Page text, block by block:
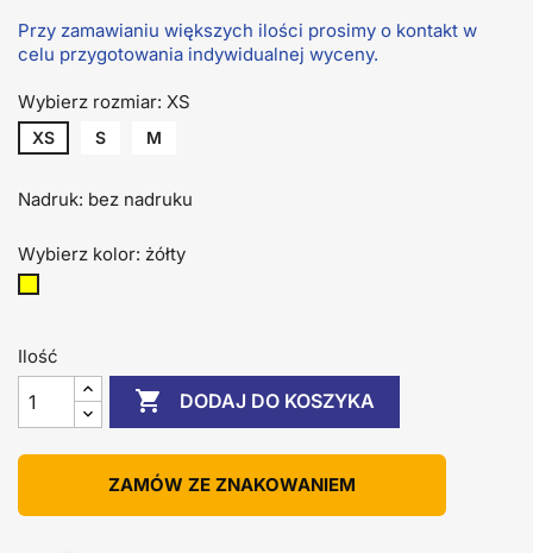
Przy zamawianiu większych ilości prosimy o kontakt w
celu przygotowania indywidualnej wyceny.
Wybierz rozmiar: XS
XS S M
Nadruk: bez nadruku
Wybierz kolor: żółty
Ilość
 DODAJ DO KOSZYKA
ZAMÓW ZE ZNAKOWANIEM